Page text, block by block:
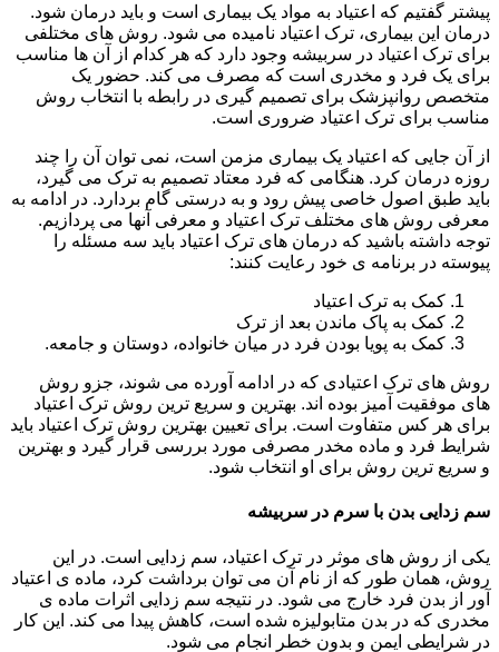
پیشتر گفتیم که اعتیاد به مواد یک بیماری است و باید درمان شود.
درمان این بیماری، ترک اعتیاد نامیده می شود. روش های مختلفی
برای ترک اعتیاد در سربیشه وجود دارد که هر کدام از آن ها مناسب
برای یک فرد و مخدری است که مصرف می کند. حضور یک
متخصص روانپزشک برای تصمیم گیری در رابطه با انتخاب روش
مناسب برای ترک اعتیاد ضروری است.
از آن جایی که اعتیاد یک بیماری مزمن است، نمی توان آن را چند
روزه درمان کرد. هنگامی که فرد معتاد تصمیم به ترک می گیرد،
باید طبق اصول خاصی پیش رود و به درستی گام بردارد. در ادامه به
معرفی روش های مختلف ترک اعتیاد و معرفی آنها می پردازیم.
توجه داشته باشید که درمان های ترک اعتیاد باید سه مسئله را
پیوسته در برنامه ی خود رعایت کنند:
کمک به ترک اعتیاد
کمک به پاک ماندن بعد از ترک
کمک به پویا بودن فرد در میان خانواده، دوستان و جامعه.
روش های ترک اعتیادی که در ادامه آورده می شوند، جزو روش
های موفقیت آمیز بوده اند. بهترین و سریع ترین روش ترک اعتیاد
برای هر کس متفاوت است. برای تعیین بهترین روش ترک اعتیاد باید
شرایط فرد و ماده مخدر مصرفی مورد بررسی قرار گیرد و بهترین
و سریع ترین روش برای او انتخاب شود.
سم زدایی بدن با سرم در سربیشه
یکی از روش های موثر در ترک اعتیاد، سم زدایی است. در این
روش، همان طور که از نام آن می توان برداشت کرد، ماده ی اعتیاد
آور از بدن فرد خارج می شود. در نتیجه سم زدایی اثرات ماده ی
مخدری که در بدن متابولیزه شده است، کاهش پیدا می کند. این کار
در شرایطی ایمن و بدون خطر انجام می شود.